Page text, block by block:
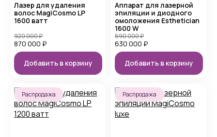
Лазер для удаления
волос MagiCosmo LP
1600 ватт
870 000 ₽
920 000₽
Добавить в корзину
Аппарат для лазерной
эпиляции и диодного
омоложения Esthetician
1600 W
630 000 ₽
690 000₽
Добавить в корзину
Распродажа Распродажа